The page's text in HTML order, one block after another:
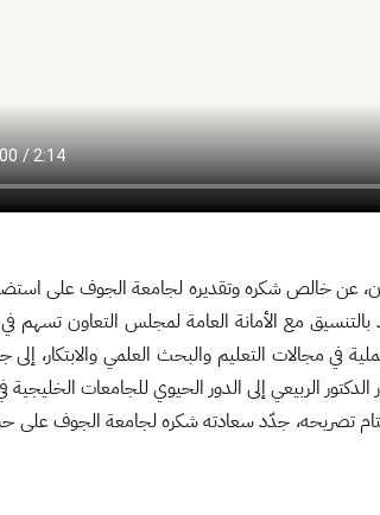
عن خالص شكره وتقديره لجامعة الجوف على
مع الأمانة العامة لمجلس التعاون تسهم في
في مجالات التعليم والبحث العلمي والابتكار،
الربيعي إلى الدور الحيوي للجامعات
تصريحه، جدّد سعادته شكره لجامعة الجوف على